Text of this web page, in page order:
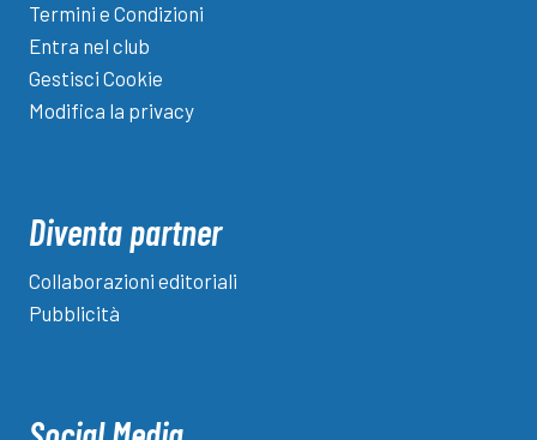
Termini e Condizioni
Entra nel club
Gestisci Cookie
Modifica la privacy
Diventa partner
Collaborazioni editoriali
Pubblicità